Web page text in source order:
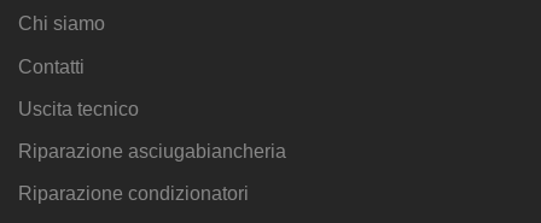
Chi siamo
Contatti
Uscita tecnico
Riparazione asciugabiancheria
Riparazione condizionatori